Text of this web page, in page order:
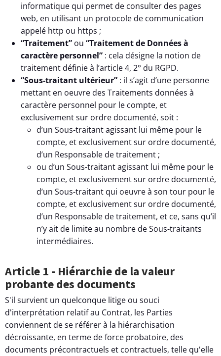
informatique qui permet de consulter des pages
web, en utilisant un protocole de communication
appelé http ou https ;
“Traitement” ou “Traitement de Données à
caractère personnel” : cela désigne la notion de
traitement définie à l’article 4, 2° du RGPD.
“Sous-traitant ultérieur” : il s’agit d’une personne
mettant en oeuvre des Traitements données à
caractère personnel pour le compte, et
exclusivement sur ordre documenté, soit :
d’un Sous-traitant agissant lui même pour le
compte, et exclusivement sur ordre documenté,
d’un Responsable de traitement ;
ou d’un Sous-traitant agissant lui même pour le
compte, et exclusivement sur ordre documenté,
d’un Sous-traitant qui oeuvre à son tour pour le
compte, et exclusivement sur ordre documenté,
d’un Responsable de traitement, et ce, sans qu’il
n’y ait de limite au nombre de Sous-traitants
intermédiaires.
Article 1 - Hiérarchie de la valeur
probante des documents
S'il survient un quelconque litige ou souci
d'interprétation relatif au Contrat, les Parties
conviennent de se référer à la hiérarchisation
décroissante, en terme de force probatoire, des
documents précontractuels et contractuels, telle qu'elle